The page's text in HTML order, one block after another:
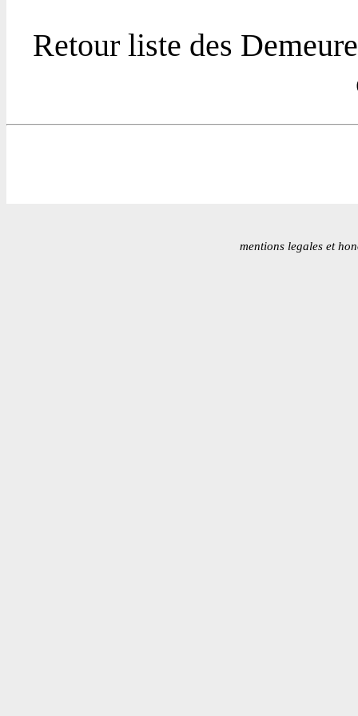
Retour liste des
mentions legales et